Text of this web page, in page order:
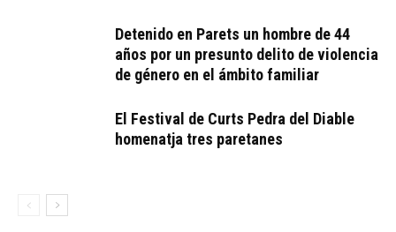
Detenido en Parets un hombre de 44
años por un presunto delito de violencia
de género en el ámbito familiar
El Festival de Curts Pedra del Diable
homenatja tres paretanes